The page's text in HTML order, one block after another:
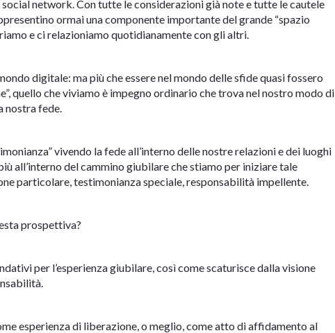
network. Con tutte le considerazioni già note e tutte le cautele
ormai una componente importante del grande “spazio
e ci relazioniamo quotidianamente con gli altri.
digitale: ma più che essere nel mondo delle sfide quasi fossero
quello che viviamo è impegno ordinario che trova nel nostro modo di
nostra fede.
vivendo la fede all’interno delle nostre relazioni e dei luoghi
all’interno del cammino giubilare che stiamo per iniziare tale
particolare, testimonianza speciale, responsabilità impellente.
prospettiva?
per l’esperienza giubilare, così come scaturisce dalla visione
esperienza di liberazione, o meglio, come atto di affidamento al